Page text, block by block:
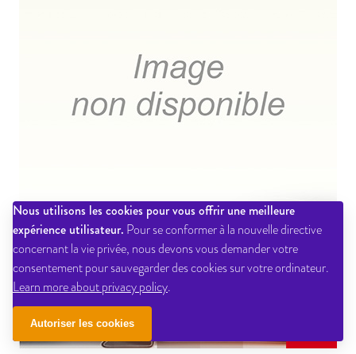
Nous utilisons les cookies pour vous offrir une meilleure
expérience utilisateur. Pour se conformer à la nouvelle directive
concernant la vie privée, nous devons vous demander votre
consentement pour sauvegarder des cookies sur votre ordinateur.
Learn more about privacy policy.
Autoriser les cookies